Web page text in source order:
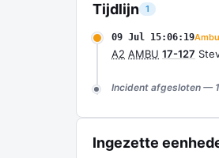
Tijdlijn 1
09 Jul 15:06:19
A2 AMBU 17-127
Incident afgesloten —
Ingezette